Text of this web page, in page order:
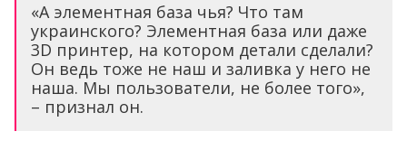
«А элементная база чья? Что там
украинского? Элементная база или даже
3D принтер, на котором детали сделали?
Он ведь тоже не наш и заливка у него не
наша. Мы пользователи, не более того»,
– признал он.